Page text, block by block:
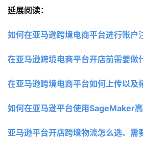
延展阅读：
如何在亚马逊跨境电商平台进行账户
在亚马逊跨境电商平台开店前需要做
在亚马逊跨境电商平台如何上传以及
如何在亚马逊平台使用SageMaker高
亚马逊平台开店跨境物流怎么选、需